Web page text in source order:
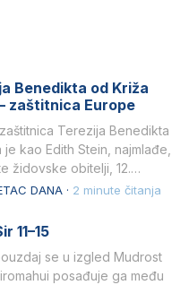
Benedikta od Križa
zaštitnica Europe
Terezija Benedikta
kao Edith Stein, najmlađe,
židovske obitelji, 12.
Wrocławu…
DANA · 2 minute čitanja
11–15
pouzdaj se u izgled Mudrost
posađuje ga među